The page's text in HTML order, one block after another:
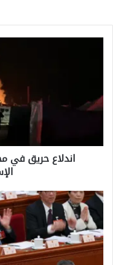
غزة
بعد
الهجوم
الإسرائيلياندلاع حريق في
يقترب
الاجتماع
الرئيسي
للمجلس
الوطني